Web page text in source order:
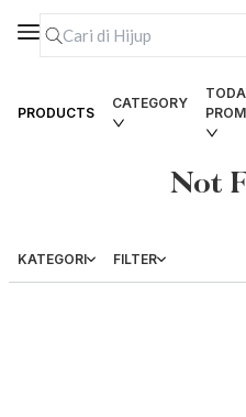
PRODUCTS
CATEGORY
Not
KATEGORI FILTER